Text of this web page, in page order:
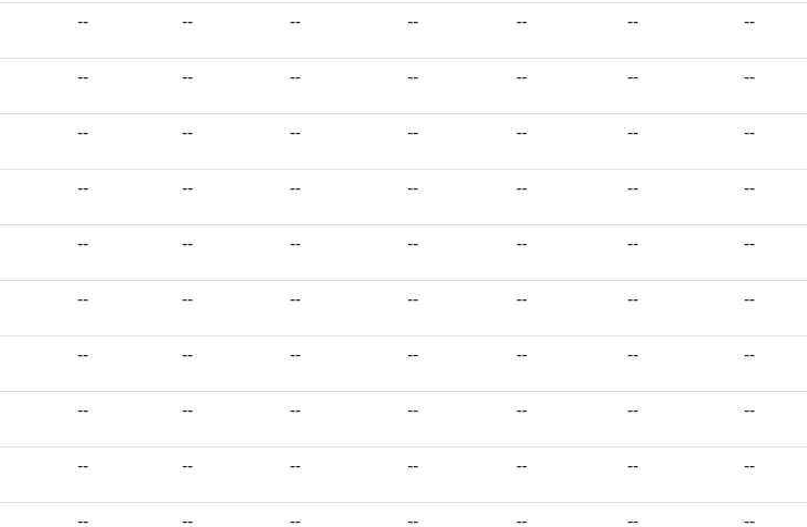
-- -- -- -- -- -- --
-- -- -- -- -- -- --
-- -- -- -- -- -- --
-- -- -- -- -- -- --
-- -- -- -- -- -- --
-- -- -- -- -- -- --
-- -- -- -- -- -- --
-- -- -- -- -- -- --
-- -- -- -- -- -- --
-- -- -- -- -- -- --